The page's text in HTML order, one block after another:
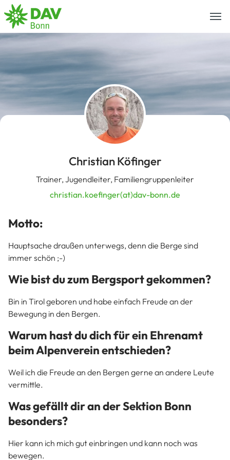
Christian Köfinger
Trainer, Jugendleiter, Familiengruppenleiter
christian.koefinger(at)dav-bonn.de
Motto:
Hauptsache draußen unterwegs, denn die Berge sind
immer schön ;-)
Wie bist du zum Bergsport gekommen?
Bin in Tirol geboren und habe einfach Freude an der
Bewegung in den Bergen.
Warum hast du dich für ein Ehrenamt
beim Alpenverein entschieden?
Weil ich die Freude an den Bergen gerne an andere Leute
vermittle.
Was gefällt dir an der Sektion Bonn
besonders?
Hier kann ich mich gut einbringen und kann noch was
bewegen.